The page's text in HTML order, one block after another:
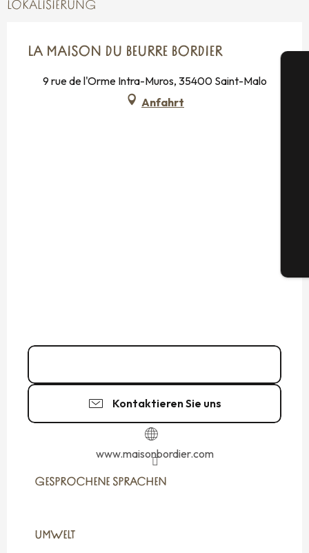
LOKALISIERUNG
LA MAISON DU BEURRE BORDIER
9 rue de l'Orme Intra-Muros, 35400 Saint-Malo
Anfahrt
Kontaktieren Sie uns
www.maisonbordier.com
GESPROCHENE SPRACHEN
GESPROCHENE SPRACHEN
UMWELT
UMWELT